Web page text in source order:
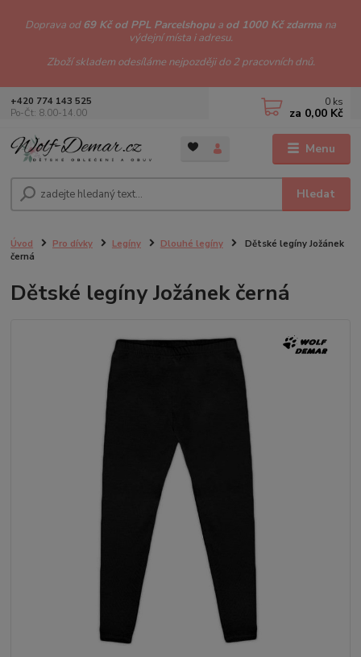
Doprava od69 Kč od PPL Parcelshopu a od 1000 Kč zdarma na
výdejní místa i adresu.
Zboží skladem odesíláme nejpozději do 2 pracovních dnů.
Menu
Hledat
+420 774 143 525
Po-Čt: 8.00-14.00
0 ks
za 0,00 Kč
Úvod Pro dívky Legíny Dlouhé legíny
Dětské legíny Jožánek
černá
Dětské legíny Jožánek černá